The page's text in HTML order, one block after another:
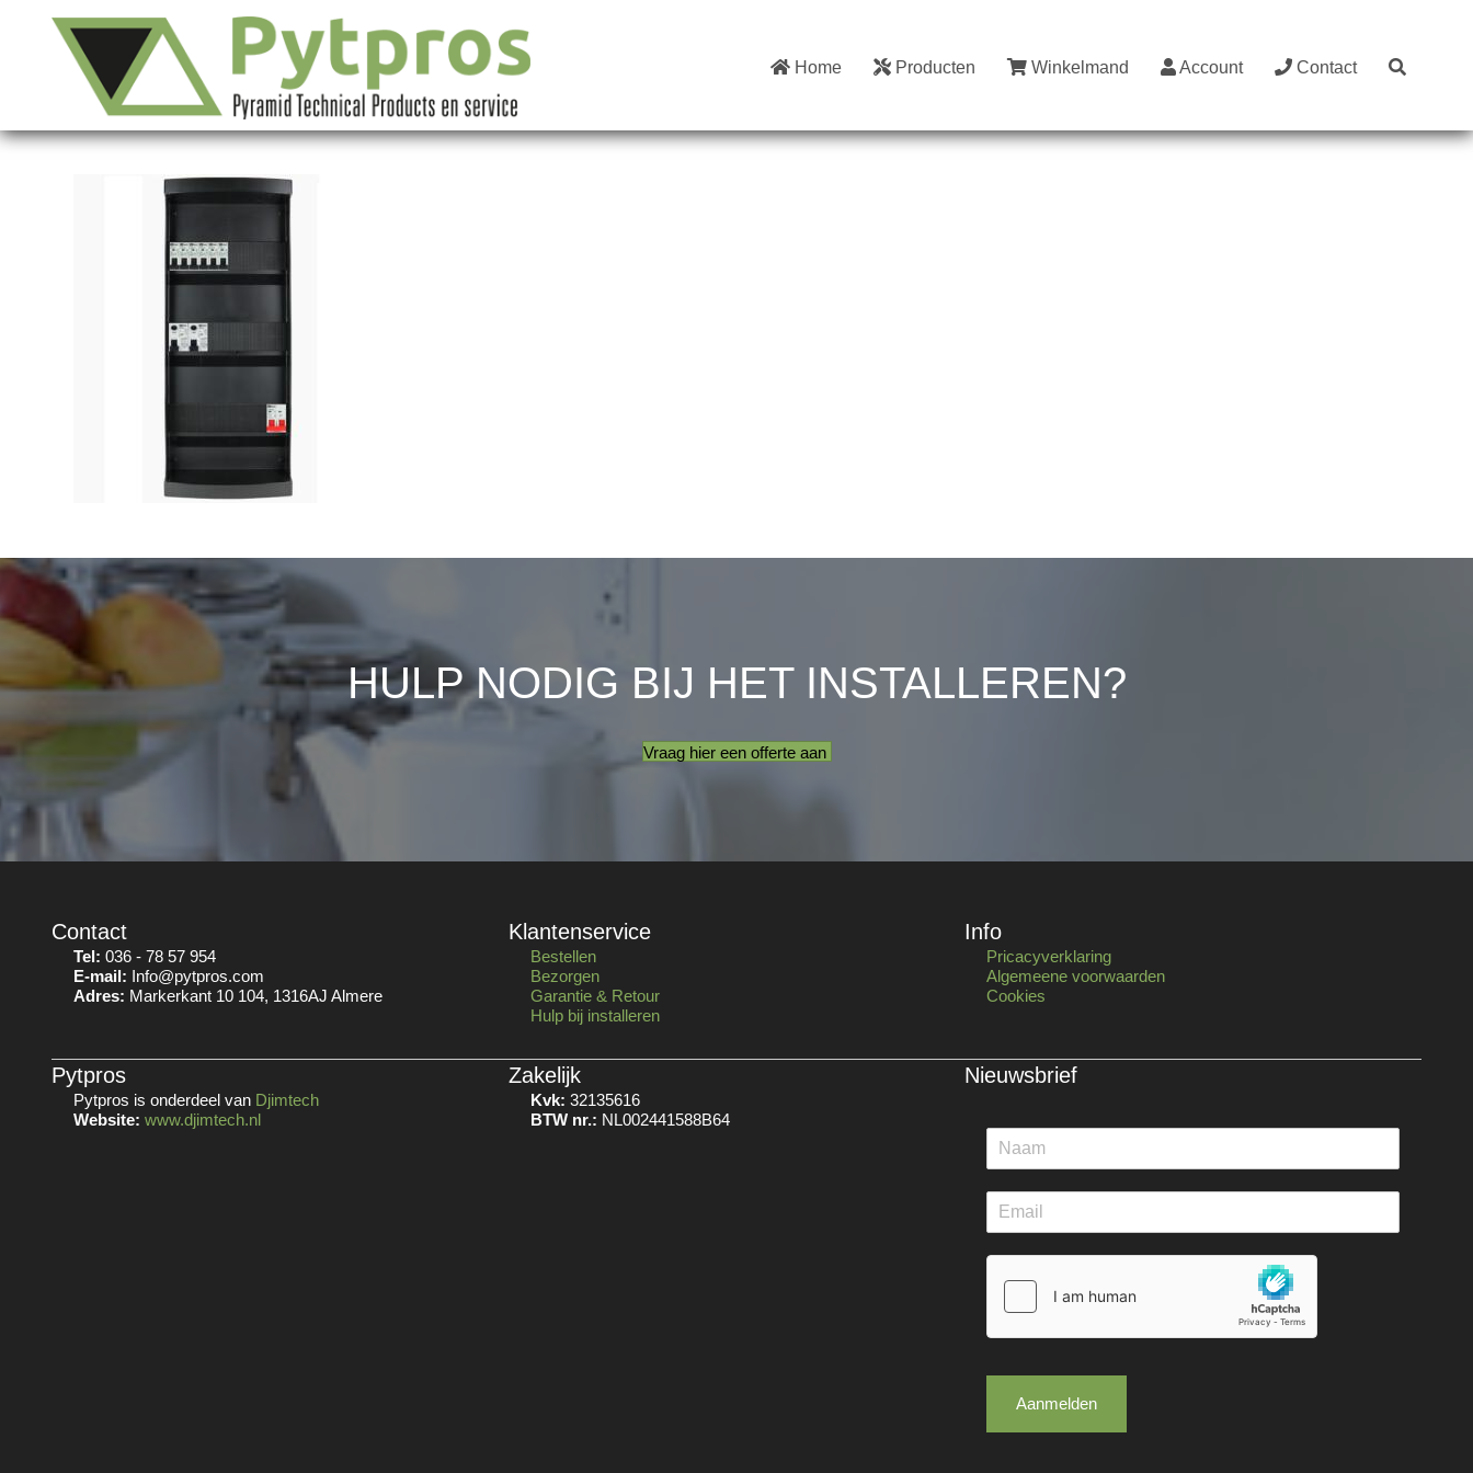
Home Producten Winkelmand Account Contact
HULP NODIG BIJ HET INSTALLEREN?
Vraag hier een offerte aan
Contact
Tel: 036 - 78 57 954
E-mail: Info@pytpros.com
Adres: Markerkant 10 104, 1316AJ Almere
Klantenservice
Bestellen
Bezorgen
Garantie & Retour
Hulp bij installeren
Info
Pricacyverklaring
Algemeene voorwaarden
Cookies
Pytpros
Pytpros is onderdeel van Djimtech
Website: www.djimtech.nl
Zakelijk
Kvk: 32135616
BTW nr.: NL002441588B64
Nieuwsbrief
Aanmelden